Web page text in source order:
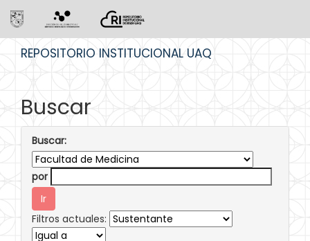
REPOSITORIO INSTITUCIONAL UAQ
Buscar
Buscar:
por
Filtros actuales: